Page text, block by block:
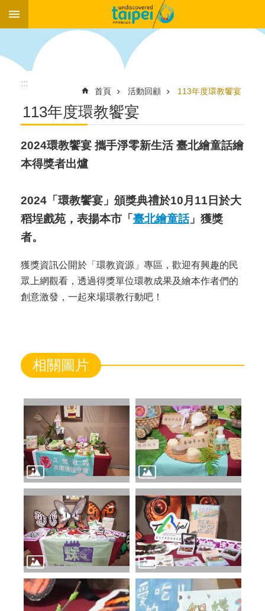
跳到主要內容區塊
:::
首頁 活動回顧 113年度環教饗宴
113年度環教饗宴
2024環教饗宴 攜手淨零新生活 臺北繪童話繪
本得獎者出爐
2024「環教饗宴」頒獎典禮於10月11日於大
稻埕戲苑，表揚本市「臺北繪童話」獲獎
者。
獲獎資訊公開於「環教資源」專區，歡迎有興趣的民
眾上網觀看，透過得獎單位環教成果及繪本作者們的
創意激發，一起來場環教行動吧！
相關圖片